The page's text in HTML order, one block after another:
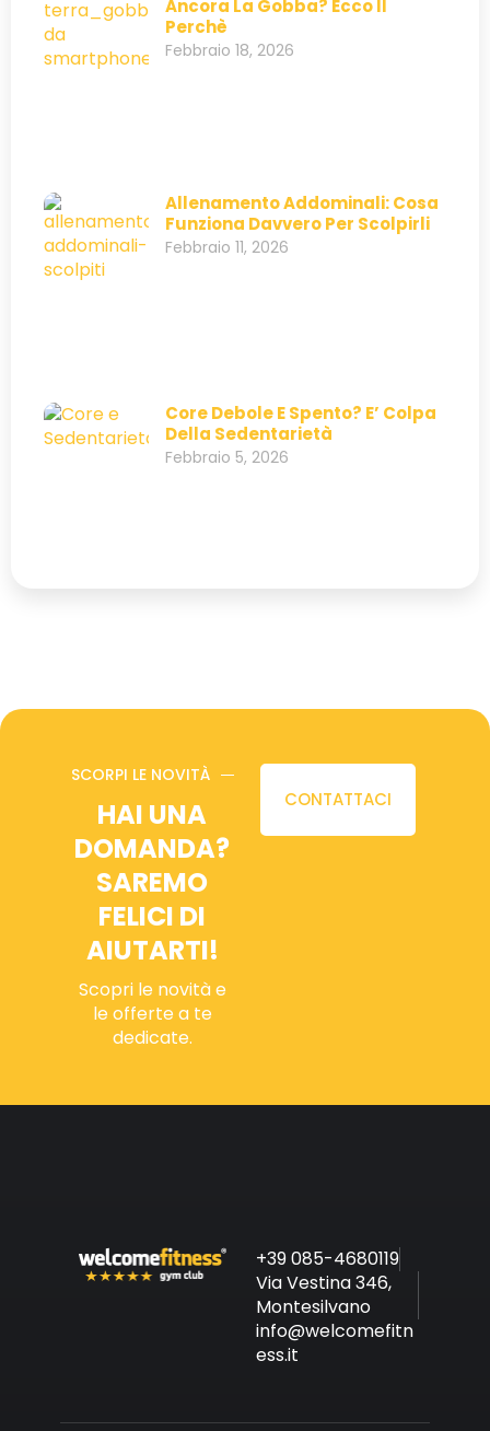
Ancora La Gobba? Ecco Il
Perchè
Febbraio 18, 2026
Allenamento Addominali: Cosa
Funziona Davvero Per Scolpirli
Febbraio 11, 2026
Core Debole E Spento? E’ Colpa
Della Sedentarietà
Febbraio 5, 2026
SCORPI LE NOVITÀ
HAI UNA
DOMANDA?
SAREMO
FELICI DI
AIUTARTI!
Scopri le novità e
le offerte a te
dedicate.
CONTATTACI
+39 085-4680119
Via Vestina 346,
Montesilvano
info@welcomefitn
ess.it